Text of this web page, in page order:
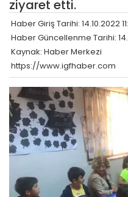
ziyaret etti.
Haber Giriş Tarihi: 14.10.2022
Haber Güncellenme Tarihi:
Kaynak: Haber Merkezi
https://www.igfhaber.com